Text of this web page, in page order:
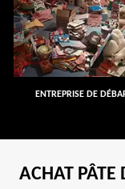
ENTREPRISE DE
ACHAT PÂTE